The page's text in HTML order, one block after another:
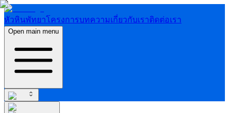
หัวหินพัทยาโครงการบทความเกี่ยวกับเราติดต่อเรา
Open main menu